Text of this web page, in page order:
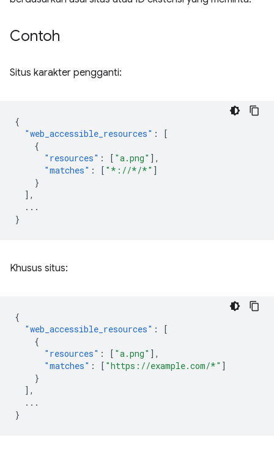
Contoh
Situs karakter pengganti:
{
"web_accessible_resources" :
[
{
"resources" : [ "a.png" ],
"matches" : [ "*://*/*" ]
}
],
...
}
Khusus situs:
{
"web_accessible_resources" :
[
{
"resources" : [ "a.png" ],
"matches" : [ "https://example.com/*" ]
}
],
...
}